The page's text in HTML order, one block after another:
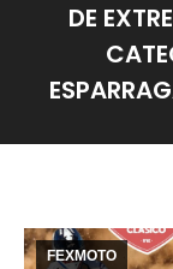
DE
FEXMOTO